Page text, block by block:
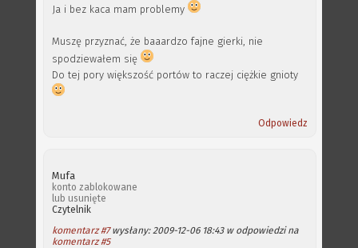
Ja i bez kaca mam problemy
Muszę przyznać, że baaardzo fajne gierki, nie
spodziewałem się
Do tej pory większość portów to raczej ciężkie gnioty
Odpowiedz
Mufa
konto zablokowane
lub usunięte
Czytelnik
komentarz #7wysłany: 2009-12-06 18:43 w odpowiedzi na
komentarz #5